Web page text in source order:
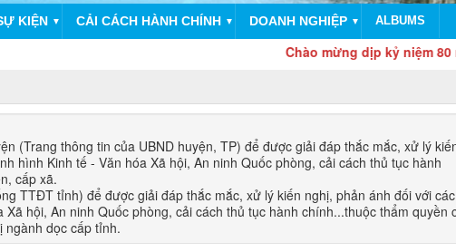
KIỆN ▼ CẢI CÁCH HÀNH CHÍNH ▼ DOANH NGHIỆP ▼ ALBUMS
Chào mừng dịp kỷ niệm 80 năm
(Trang thông tin của UBND huyện, TP) để được giải đáp thắc mắc, xử lý
hìn​h Kinh tế - Văn hóa Xã hội, An ninh Quốc phòng, cải cách thủ tục hành
cấp xã.
TTĐT tỉnh) để được giải đáp thắc mắc, xử lý kiến nghị, phản ánh đối với
hội, An ninh Quốc phòng, cải cách thủ tục hành chính...thuộc thẩm quyền
ngành dọc cấp tỉnh.​